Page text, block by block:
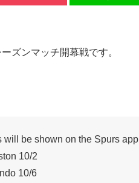
ズンマッチ開幕戦です。
be shown on the Spurs app
10/2
10/6